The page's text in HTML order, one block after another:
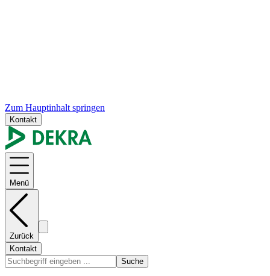
Zum Hauptinhalt springen
Kontakt
Menü
Zurück
Kontakt
Suche